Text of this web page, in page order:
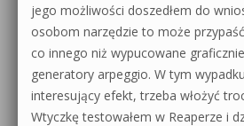
jego możliwości doszedłem do
osobom narzędzie to może
co innego niż wypucowane
generatory arpeggio. W tym
interesujący efekt, trzeba włożyć
Wtyczkę testowałem w Reaperze i